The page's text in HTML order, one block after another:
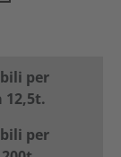
per
12,5t.
per